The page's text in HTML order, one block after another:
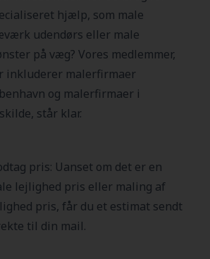
hjælp, som male
udendørs eller male
på væg? Vores medlemmer,
inkluderer malerfirmaer
og malerfirmaer i
står klar.
pris: Uanset om det er en
lejlighed pris eller maling af
pris, får du et estimat sendt
til din mail.